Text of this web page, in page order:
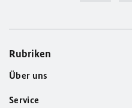
Rubriken
Über uns
Service